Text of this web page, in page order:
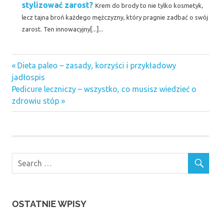
stylizować zarost? Krem do brody to nie tylko kosmetyk,
lecz tajna broń każdego mężczyzny, który pragnie zadbać o swój
zarost. Ten innowacyjny[...]...
Nawigacja
wpisu
Previous
Post:
Dieta paleo – zasady, korzyści i przykładowy
jadłospis
Next
Post:
Pedicure leczniczy – wszystko, co musisz wiedzieć o
zdrowiu stóp
OSTATNIE WPISY